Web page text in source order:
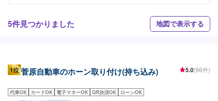
5件見つかりました 地図で表示する
1位 菅原自動車のホーン取り付け(持ち込み) 5.0(96件)
代車OK カードOK 電子マネーOK QR決済OK ローンOK